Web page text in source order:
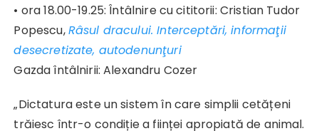
• ora 18.00-19.25: Întâlnire cu cititorii: Cristian Tudor
Popescu,Râsul dracului. Interceptări, informaţii
desecretizate, autodenunţuri
Gazda întâlnirii: Alexandru Cozer
„Dictatura este un sistem în care simplii cetățeni
trăiesc într-o condiție a ființei apropiată de animal.